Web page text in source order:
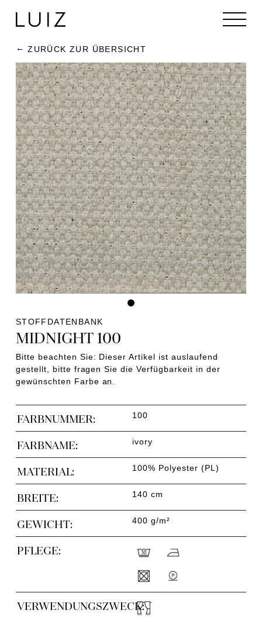
ZURÜCK ZUR ÜBERSICHT
STOFFDATENBANK
MIDNIGHT 100
Bitte beachten Sie: Dieser Artikel ist auslaufend
gestellt, bitte fragen Sie die Verfügbarkeit in der
gewünschten Farbe an.
FARBNUMMER: 100
FARBNAME: ivory
MATERIAL: 100% Polyester (PL)
BREITE: 140 cm
GEWICHT: 400 g/m²
PFLEGE:
VERWENDUNGSZWECK: